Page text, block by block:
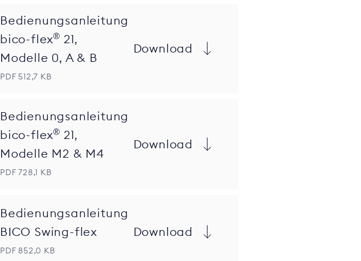
Bedienungsanleitung
bico-flex® 21,
Modelle 0, A & B
PDF 512,7 KB
Download
Bedienungsanleitung
bico-flex® 21,
Modelle M2 & M4
PDF 728,1 KB
Download
Bedienungsanleitung
BICO Swing-flex
PDF 852,0 KB
Download